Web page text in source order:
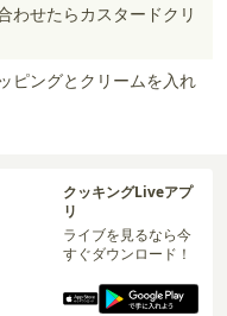
わせたらカスタードクリ
ピングとクリームを入れ
クッキングLiveアプ
リ
ライブを見るなら今
すぐダウンロード！